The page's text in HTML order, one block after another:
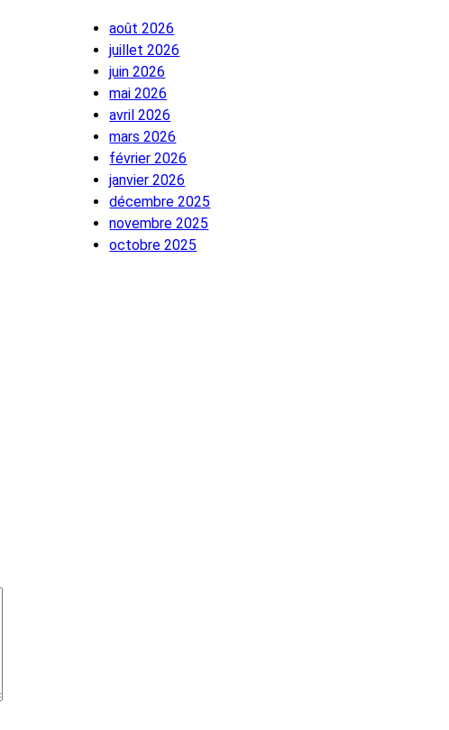
août 2026
juillet 2026
juin 2026
mai 2026
avril 2026
mars 2026
février 2026
janvier 2026
décembre 2025
novembre 2025
octobre 2025